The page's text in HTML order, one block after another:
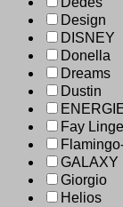
Design
DISNEY
Donella
Dreams
Dustin
Fay
GALAXY
Giorgio
Helios